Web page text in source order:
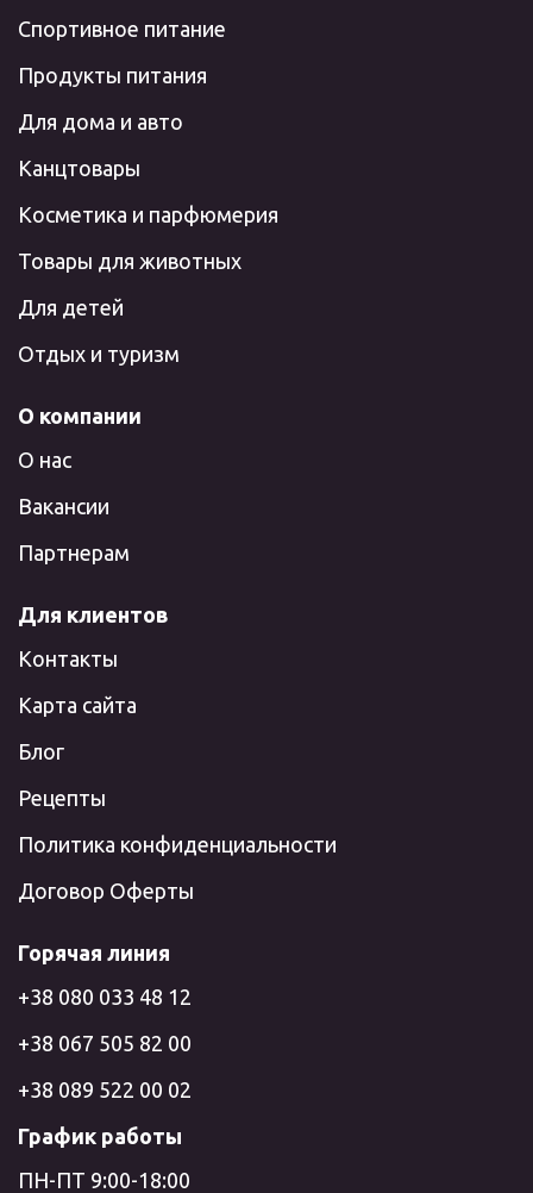
Спортивное питание
Продукты питания
Для дома и авто
Канцтовары
Косметика и парфюмерия
Товары для животных
Для детей
Отдых и туризм
О компании
О нас
Вакансии
Партнерам
Для клиентов
Контакты
Карта сайта
Блог
Рецепты
Политика конфиденциальности
Договор Оферты
Горячая линия
+38 080 033 48 12
+38 067 505 82 00
+38 089 522 00 02
График работы
ПН-ПТ 9:00-18:00